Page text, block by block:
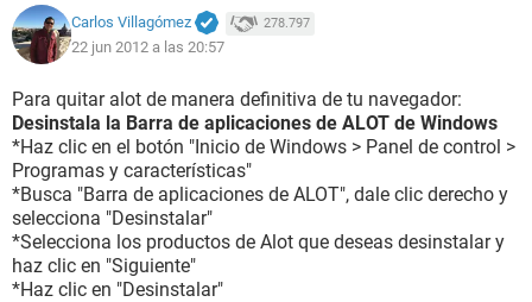
Carlos Villagómez 278.797
22 jun 2012 a las 20:57
Para quitar alot de manera definitiva de tu navegador:
Desinstala la Barra de aplicaciones de ALOT de Windows
*Haz clic en el botón "Inicio de Windows > Panel de control >
Programas y características"
*Busca "Barra de aplicaciones de ALOT", dale clic derecho y
selecciona "Desinstalar"
*Selecciona los productos de Alot que deseas desinstalar y
haz clic en "Siguiente"
*Haz clic en "Desinstalar"